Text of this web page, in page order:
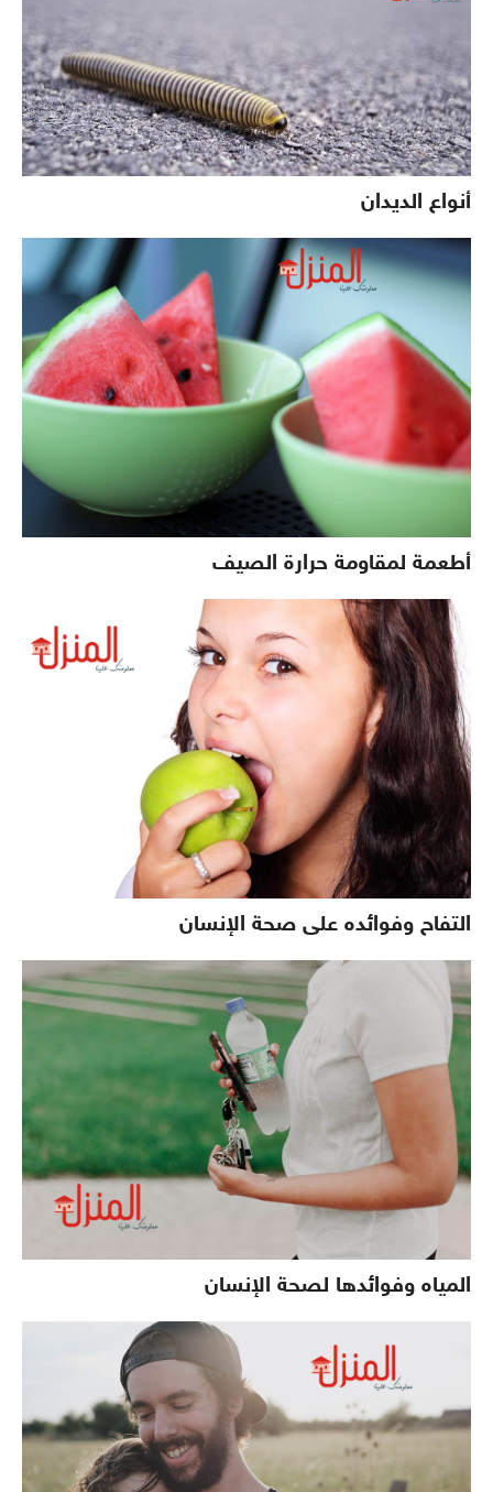
أنواع الديدان
أطعمة لمقاومة حرارة الصيف
التفاح وفوائده على صحة الإنسان
المياه وفوائدها لصحة الإنسان